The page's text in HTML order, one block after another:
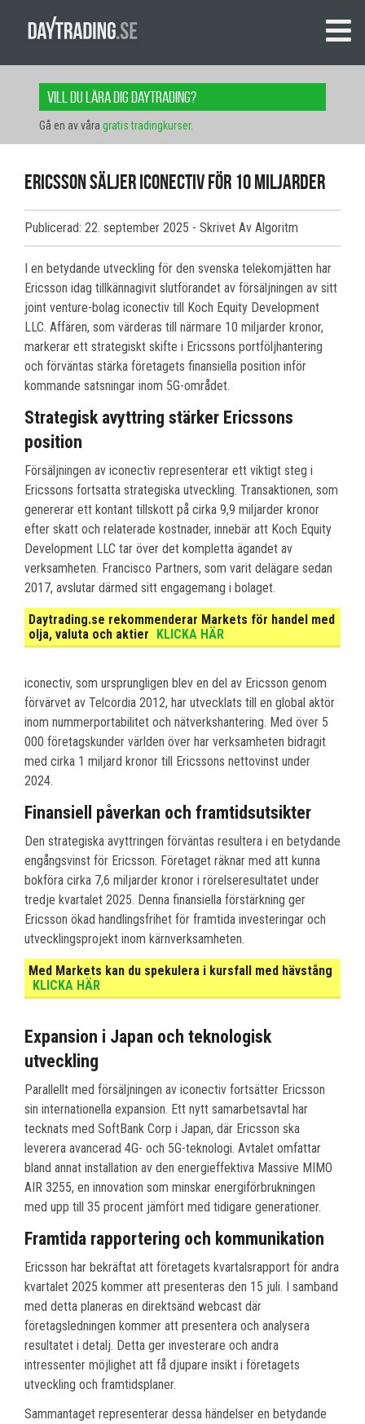
Vill du lära dig daytrading?
Gå en av våra gratis tradingkurser.
Ericsson säljer iconectiv för 10 miljarder
Publicerad: 22. september 2025 - Skrivet Av Algoritm
I en betydande utveckling för den svenska telekomjätten har
Ericsson idag tillkännagivit slutförandet av försäljningen av sitt
joint venture-bolag iconectiv till Koch Equity Development
LLC. Affären, som värderas till närmare 10 miljarder kronor,
markerar ett strategiskt skifte i Ericssons portföljhantering
och förväntas stärka företagets finansiella position inför
kommande satsningar inom 5G-området.
Strategisk avyttring stärker Ericssons
position
Försäljningen av iconectiv representerar ett viktigt steg i
Ericssons fortsatta strategiska utveckling. Transaktionen, som
genererar ett kontant tillskott på cirka 9,9 miljarder kronor
efter skatt och relaterade kostnader, innebär att Koch Equity
Development LLC tar över det kompletta ägandet av
verksamheten. Francisco Partners, som varit delägare sedan
2017, avslutar därmed sitt engagemang i bolaget.
Daytrading.se rekommenderar Markets för handel med
olja, valuta och aktier
KLICKA HÄR
iconectiv, som ursprungligen blev en del av Ericsson genom
förvärvet av Telcordia 2012, har utvecklats till en global aktör
inom nummerportabilitet och nätverkshantering. Med över 5
000 företagskunder världen över har verksamheten bidragit
med cirka 1 miljard kronor till Ericssons nettovinst under
2024.
Finansiell påverkan och framtidsutsikter
Den strategiska avyttringen förväntas resultera i en betydande
engångsvinst för Ericsson. Företaget räknar med att kunna
bokföra cirka 7,6 miljarder kronor i rörelseresultatet under
tredje kvartalet 2025. Denna finansiella förstärkning ger
Ericsson ökad handlingsfrihet för framtida investeringar och
utvecklingsprojekt inom kärnverksamheten.
Med Markets kan du spekulera i kursfall med hävstång
KLICKA HÄR
Expansion i Japan och teknologisk
utveckling
Parallellt med försäljningen av iconectiv fortsätter Ericsson
sin internationella expansion. Ett nytt samarbetsavtal har
tecknats med SoftBank Corp i Japan, där Ericsson ska
leverera avancerad 4G- och 5G-teknologi. Avtalet omfattar
bland annat installation av den energieffektiva Massive MIMO
AIR 3255, en innovation som minskar energiförbrukningen
med upp till 35 procent jämfört med tidigare generationer.
Framtida rapportering och kommunikation
Ericsson har bekräftat att företagets kvartalsrapport för andra
kvartalet 2025 kommer att presenteras den 15 juli. I samband
med detta planeras en direktsänd webcast där
företagsledningen kommer att presentera och analysera
resultatet i detalj. Detta ger investerare och andra
intressenter möjlighet att få djupare insikt i företagets
utveckling och framtidsplaner.
Sammantaget representerar dessa händelser en betydande